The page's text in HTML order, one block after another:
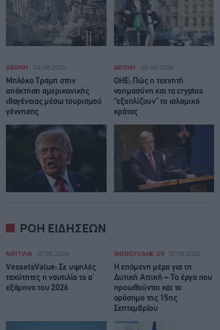
ΔΙΕΘΝΗ 06.08.2026
Μπλόκο Τραμπ στην
απόκτηση αμερικανικής
ιθαγένειας μέσω τουρισμού
γέννησης
ΔΙΕΘΝΗ 06.08.2026
ΟΗΕ: Πώς η τεχνητή
νοημοσύνη και τα cryptos
“εξοπλίζουν” το ισλαμικό
κράτος
ΡΟΗ ΕΙΔΗΣΕΩΝ
ΝΑΥΤΙΛΙΑ 07.08.2026
VesselsValue: Σε υψηλές
ταχύτητες η ναυτιλία το α’
εξάμηνο του 2026
ENERGYGAME.GR 07.08.2026
Η επόμενη μέρα για τη
Δυτική Αττική – Τα έργα που
προωθούνται και το
ορόσημο της 15ης
Σεπτεμβρίου